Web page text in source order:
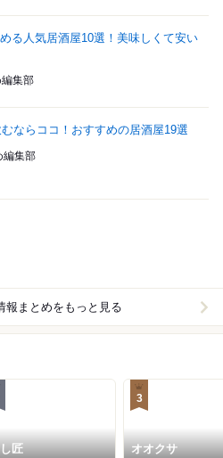
る人気居酒屋10選！美味しくて安い
集部
ならココ！おすすめの居酒屋19選
編集部
報まとめをもっと見る
匠
3
オオクサ